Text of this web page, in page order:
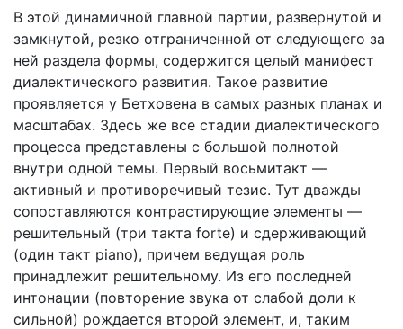
В этой динамичной главной партии, развернутой и
замкнутой, резко отграниченной от следующего за
ней раздела формы, содержится целый манифест
диалектического развития. Такое развитие
проявляется у Бетховена в самых разных планах и
масштабах. Здесь же все стадии диалектического
процесса представлены с большой полнотой
внутри одной темы. Первый восьмитакт —
активный и противоречивый тезис. Тут дважды
сопоставляются контрастирующие элементы —
решительный (три такта forte) и сдерживающий
(один такт piano), причем ведущая роль
принадлежит решительному. Из его последней
интонации (повторение звука от слабой доли к
сильной) рождается второй элемент, и, таким